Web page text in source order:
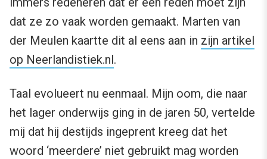
dat ze zo vaak worden gemaakt. Marten van
der Meulen kaartte dit al eens aan in zijn artikel
op Neerlandistiek.nl.
Taal evolueert nu eenmaal. Mijn oom, die naar
het lager onderwijs ging in de jaren 50, vertelde
mij dat hij destijds ingeprent kreeg dat het
woord ‘meerdere’ niet gebruikt mag worden